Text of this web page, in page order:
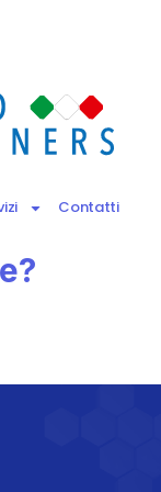
Contatti